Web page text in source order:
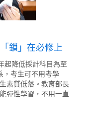
鎖」在必修上
起降低採計科目為至
，考生可不用考學
素質低落。教育部長
彈性學習，不用一直